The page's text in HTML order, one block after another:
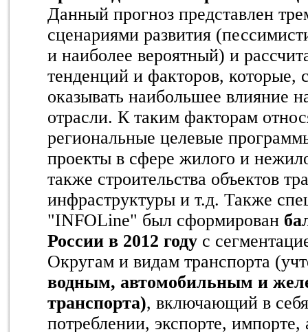
Данный прогноз представлен
сценариями развития
и наиболее вероятный) и
тенденций и факторов, которые,
оказывать наибольшее влияние
отрасли. К таким факторам
региональные целевые
проекты в сфере жилого и
также строительства объектов
инфраструктуры и т.д. Также
"INFOLine" был сформирован
России в 2012 году с
Округам и видам транспорта
водным, автомобильным и
транспорта), включающий в
потреблении, экспорте, импорте,